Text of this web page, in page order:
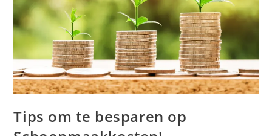
Tips om te besparen op